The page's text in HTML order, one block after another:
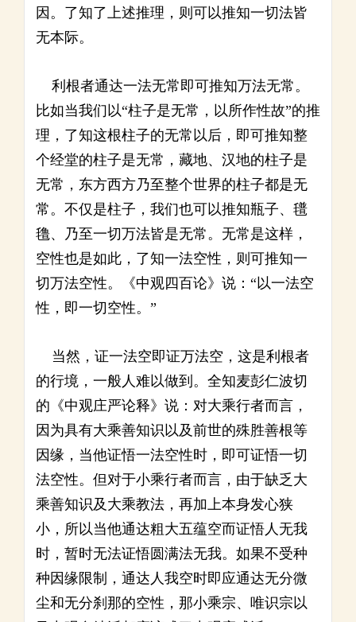
因。了知了上述推理，则可以推知一切法皆
无本际。
利根者通达一法无常即可推知万法无常。
比如当我们以“柱子是无常，以所作性故”的推
理，了知这根柱子的无常以后，即可推知整
个经堂的柱子是无常，藏地、汉地的柱子是
无常，东方西方乃至整个世界的柱子都是无
常。不仅是柱子，我们也可以推知瓶子、氆
氇、乃至一切万法皆是无常。无常是这样，
空性也是如此，了知一法空性，则可推知一
切万法空性。《中观四百论》说：“以一法空
性，即一切空性。”
当然，证一法空即证万法空，这是利根者
的行境，一般人难以做到。全知麦彭仁波切
的《中观庄严论释》说：对大乘行者而言，
因为具有大乘善知识以及前世的殊胜善根等
因缘，当他证悟一法空性时，即可证悟一切
法空性。但对于小乘行者而言，由于缺乏大
乘善知识及大乘教法，再加上本身发心狭
小，所以当他通达粗大五蕴空而证悟人无我
时，暂时无法证悟圆满法无我。如果不受种
种因缘限制，通达人我空时即应通达无分微
尘和无分刹那的空性，那小乘宗、唯识宗以